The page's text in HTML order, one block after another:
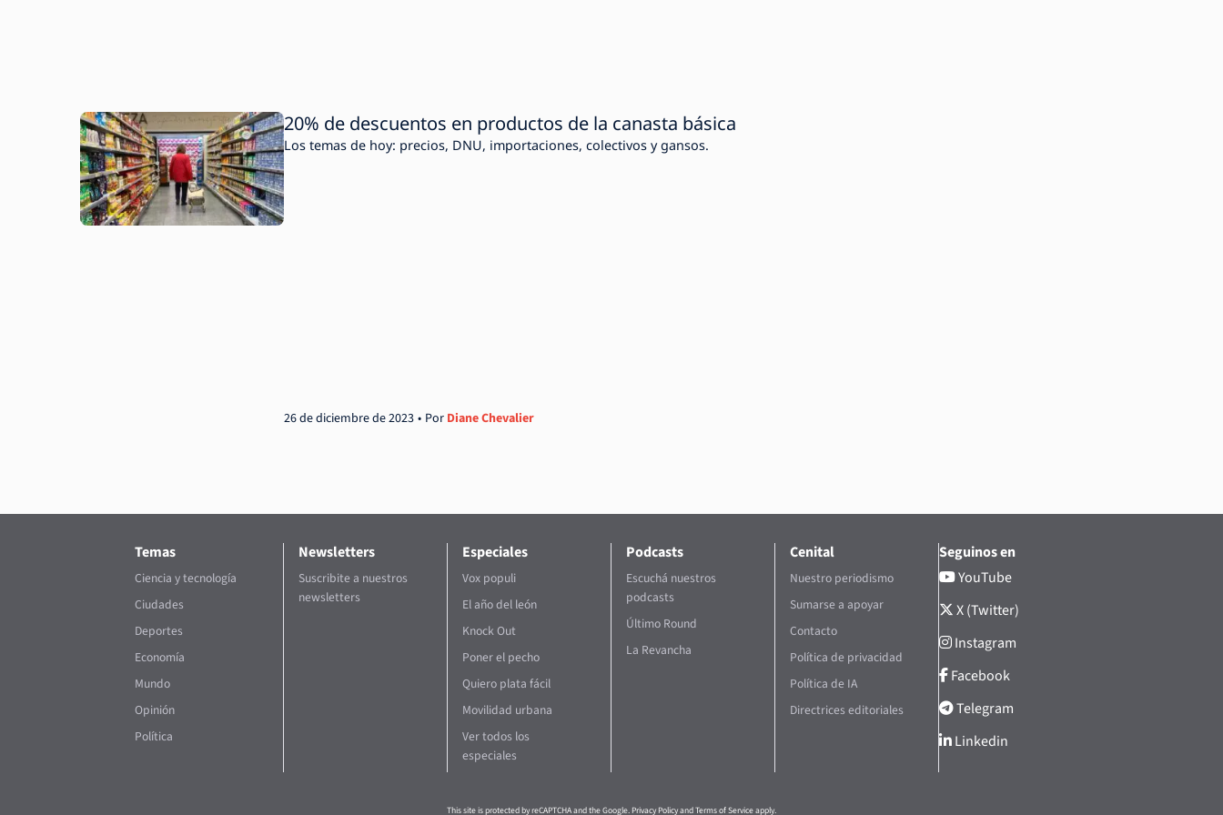
20% de descuentos en productos de la canasta básica
Los temas de hoy: precios, DNU, importaciones, colectivos y gansos.
Por Diane Chevalier
26 de diciembre de 2023
Temas
Ciencia y tecnología
Ciudades
Deportes
Economía
Mundo
Opinión
Política
Newsletters
Suscribite a nuestros
newsletters
Especiales
Vox populi
El año del león
Knock Out
Poner el pecho
Quiero plata fácil
Movilidad urbana
Ver todos los
especiales
Podcasts
Escuchá nuestros
podcasts
Último Round
La Revancha
Cenital
Nuestro periodismo
Sumarse a apoyar
Contacto
Política de privacidad
Política de IA
Directrices editoriales
Seguinos en
YouTube
X (Twitter)
Instagram
Facebook
Telegram
Linkedin
This site is protected by reCAPTCHA and the Google. Privacy PolicyandTerms of Serviceapply.